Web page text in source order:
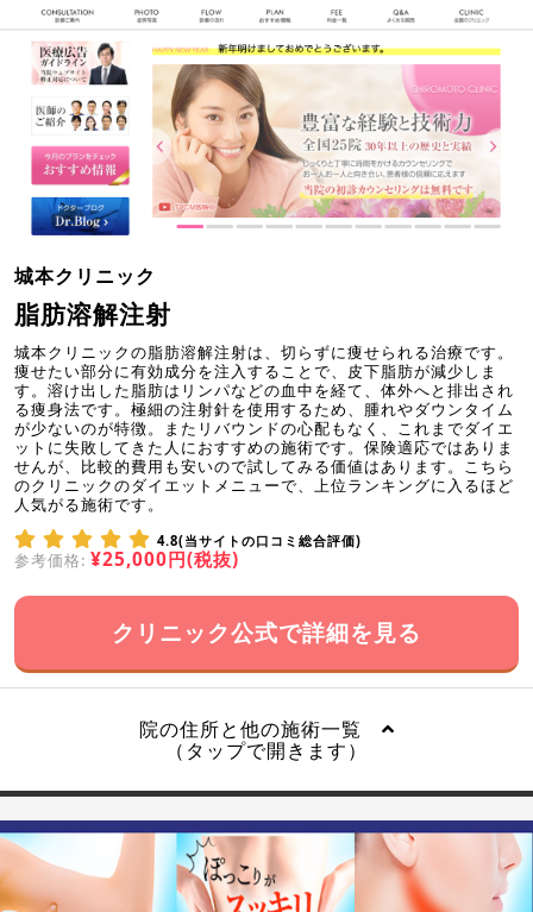
城本クリニック
脂肪溶解注射
城本クリニックの脂肪溶解注射は、切らずに痩せられる治療です。
痩せたい部分に有効成分を注入することで、皮下脂肪が減少しま
す。溶け出した脂肪はリンパなどの血中を経て、体外へと排出され
る痩身法です。極細の注射針を使用するため、腫れやダウンタイム
が少ないのが特徴。またリバウンドの心配もなく、これまでダイエ
ットに失敗してきた人におすすめの施術です。保険適応ではありま
せんが、比較的費用も安いので試してみる価値はあります。こちら
のクリニックのダイエットメニューで、上位ランキングに入るほど
人気がる施術です。
4.8(当サイトの口コミ総合評価)
参考価格: ¥25,000円(税抜)
クリニック公式で詳細を見る
院の住所と他の施術一覧
（タップで開きます）